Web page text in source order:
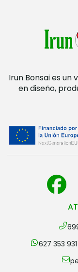
Irun Bonsai es
en diseño,
627 353 931